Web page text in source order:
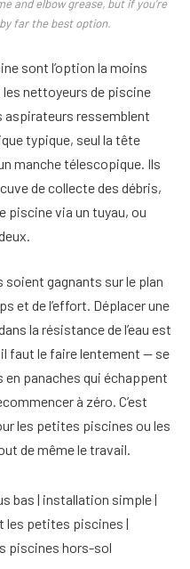
and elbow grease, but if you’re
far the best option.
sont l’option la moins
nettoyeurs de piscine
aspirateurs ressemblent
typique, seul la tête
manche télescopique. Ils
de collecte des débris,
piscine via un tuyau, ou
soient gagnants sur le plan
et de l’effort. Déplacer une
la résistance de l’eau est
faut le faire lentement — se
panaches qui échappent
à zéro. C’est
les petites piscines ou les
de même le travail.
bas | installation simple |
les petites piscines |
piscines hors-sol